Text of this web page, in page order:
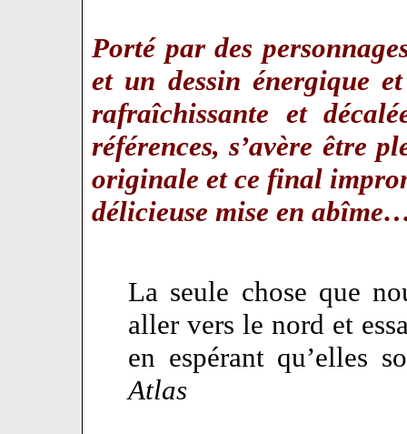
Porté par des
et un dessin énergique
rafraîchissante et
références, s’avère être
originale et ce final
délicieuse mise en
La seule chose que
aller vers le nord et
en espérant qu’elles
Atlas